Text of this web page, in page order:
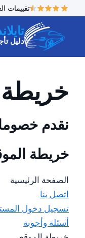
تقييمات
دليل
خريطة
نقدم
خريطة
الصفحة الرئيسية
اتصل بنا
تسجيل دخول
أسئلة وأجوبة